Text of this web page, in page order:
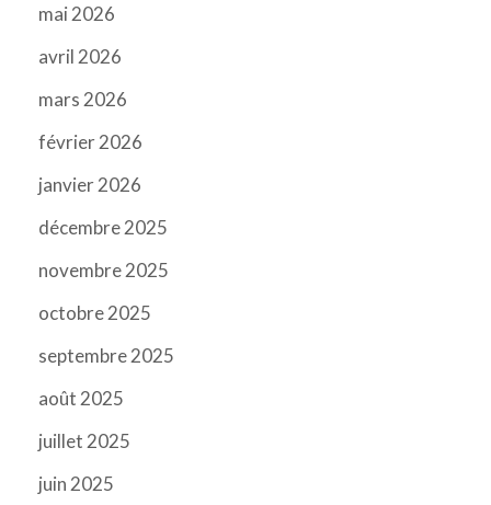
mai 2026
avril 2026
mars 2026
février 2026
janvier 2026
décembre 2025
novembre 2025
octobre 2025
septembre 2025
août 2025
juillet 2025
juin 2025